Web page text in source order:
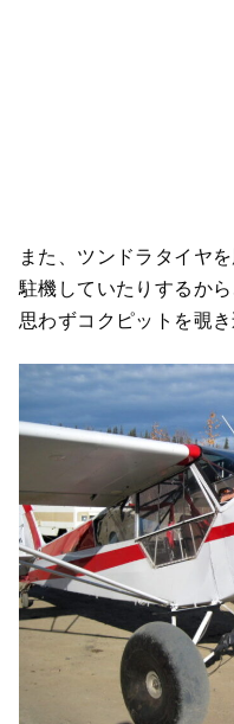
また、ツンドラタイヤ
駐機していたりするか
思わずコクピットを覗き